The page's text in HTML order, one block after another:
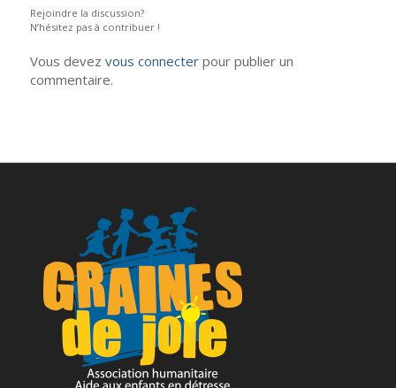
Rejoindre la discussion?
N’hésitez pas à contribuer !
Vous devez vous connecterpour publier un
commentaire.